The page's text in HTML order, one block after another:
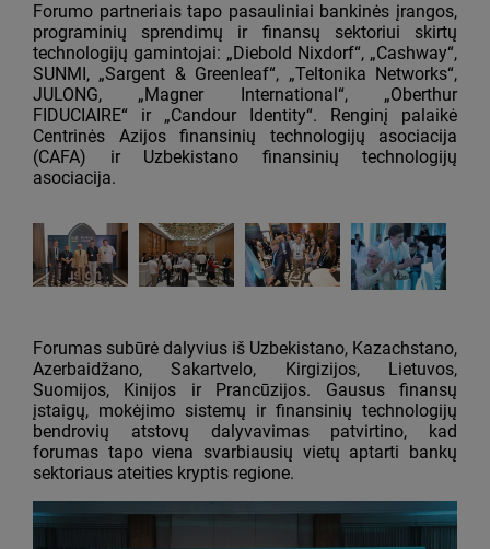
Forumo partneriais tapo pasauliniai bankinės įrangos,
programinių sprendimų ir finansų sektoriui skirtų
technologijų gamintojai: „Diebold Nixdorf“, „Cashway“,
SUNMI, „Sargent & Greenleaf“, „Teltonika Networks“,
JULONG, „Magner International“, „Oberthur
FIDUCIAIRE“ ir „Candour Identity“. Renginį palaikė
Centrinės Azijos finansinių technologijų asociacija
(CAFA) ir Uzbekistano finansinių technologijų
asociacija.
Forumas subūrė dalyvius iš Uzbekistano, Kazachstano,
Azerbaidžano, Sakartvelo, Kirgizijos, Lietuvos,
Suomijos, Kinijos ir Prancūzijos. Gausus finansų
įstaigų, mokėjimo sistemų ir finansinių technologijų
bendrovių atstovų dalyvavimas patvirtino, kad
forumas tapo viena svarbiausių vietų aptarti bankų
sektoriaus ateities kryptis regione.